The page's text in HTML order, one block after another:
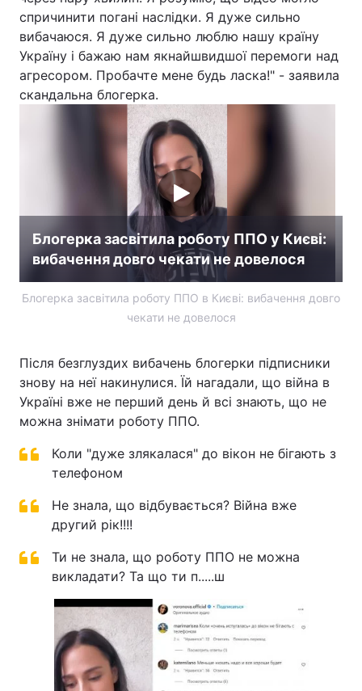
спричинити погані наслідки. Я дуже сильно
вибачаюся. Я дуже сильно люблю нашу країну
Україну і бажаю нам якнайшвидшої перемоги над
агресором. Пробачте мене будь ласка!" - заявила
скандальна блогерка.
Блогерка засвітила роботу ППО у Києві:
вибачення довго чекати не довелося
Блогерка засвітила роботу ППО в Києві: вибачення довго
чекати не довелося
Після безглуздих вибачень блогерки підписники
знову на неї накинулися. Їй нагадали, що війна в
Україні вже не перший день й всі знають, що не
можна знімати роботу ППО.
Коли "дуже злякалася" до вікон не бігають з
телефоном
Не знала, що відбувається? Війна вже
другий рік!!!!
Ти не знала, що роботу ППО не можна
викладати? Та що ти п.....ш